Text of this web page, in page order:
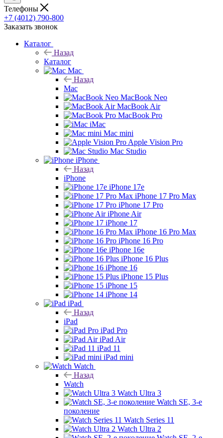
Телефоны
+7 (4012) 790-800
Заказать звонок
Каталог
Назад
Каталог
Mac
Назад
Mac
MacBook Neo
MacBook Air
MacBook Pro
iMac
Mac mini
Apple Vision Pro
Mac Studio
iPhone
Назад
iPhone
iPhone 17e
iPhone 17 Pro Max
iPhone 17 Pro
iPhone Air
iPhone 17
iPhone 16 Pro Max
iPhone 16 Pro
iPhone 16e
iPhone 16 Plus
iPhone 16
iPhone 15 Plus
iPhone 15
iPhone 14
iPad
Назад
iPad
iPad Pro
iPad Air
iPad 11
iPad mini
Watch
Назад
Watch
Watch Ultra 3
Watch SE, 3-е
поколение
Watch Series 11
Watch Ultra 2